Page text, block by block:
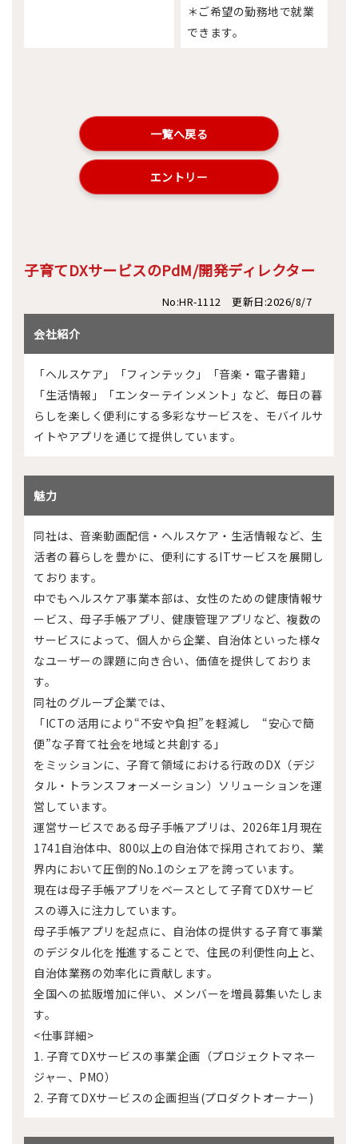
＊ご希望の勤務地で就業
できます。
一覧へ戻る
エントリー
子育てDXサービスのPdM/開発ディレクター
No:HR-1112 更新日:2026/8/7
会社紹介
「ヘルスケア」「フィンテック」「音楽・電子書籍」
「生活情報」「エンターテインメント」など、毎日の暮
らしを楽しく便利にする多彩なサービスを、モバイルサ
イトやアプリを通じて提供しています。
魅力
同社は、音楽動画配信・ヘルスケア・生活情報など、生
活者の暮らしを豊かに、便利にするITサービスを展開し
ております。
中でもヘルスケア事業本部は、女性のための健康情報サ
ービス、母子手帳アプリ、健康管理アプリなど、複数の
サービスによって、個人から企業、自治体といった様々
なユーザーの課題に向き合い、価値を提供しておりま
す。
同社のグループ企業では、
「ICTの活用により“不安や負担”を軽減し “安心で簡
便”な子育て社会を地域と共創する」
をミッションに、子育て領域における行政のDX（デジ
タル・トランスフォーメーション）ソリューションを運
営しています。
運営サービスである母子手帳アプリは、2026年1月現在
1741自治体中、800以上の自治体で採用されており、業
界内において圧倒的No.1のシェアを誇っています。
現在は母子手帳アプリをベースとして子育てDXサービ
スの導入に注力しています。
母子手帳アプリを起点に、​自治体の提供する子育て事業
のデジタル化を推進することで、住民の利便性向上と、
自治体業務の効率化に貢献します。
全国への拡販増加に伴い、メンバーを増員募集いたしま
す。
<仕事詳細>
1. 子育てDXサービスの事業企画（プロジェクトマネー
ジャー、PMO）
2. 子育てDXサービスの企画担当(プロダクトオーナー)